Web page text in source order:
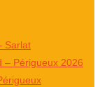
Sarlat
– Périgueux 2026